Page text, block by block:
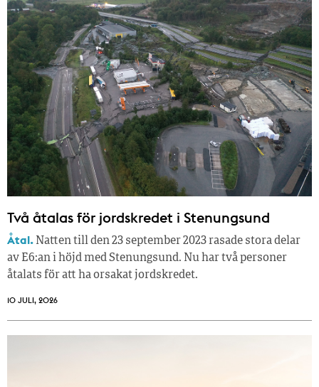
Två åtalas för jordskredet i Stenungsund
Åtal. Natten till den 23 september 2023 rasade stora delar
av E6:an i höjd med Stenungsund. Nu har två personer
åtalats för att ha orsakat jordskredet.
10 JULI, 2026